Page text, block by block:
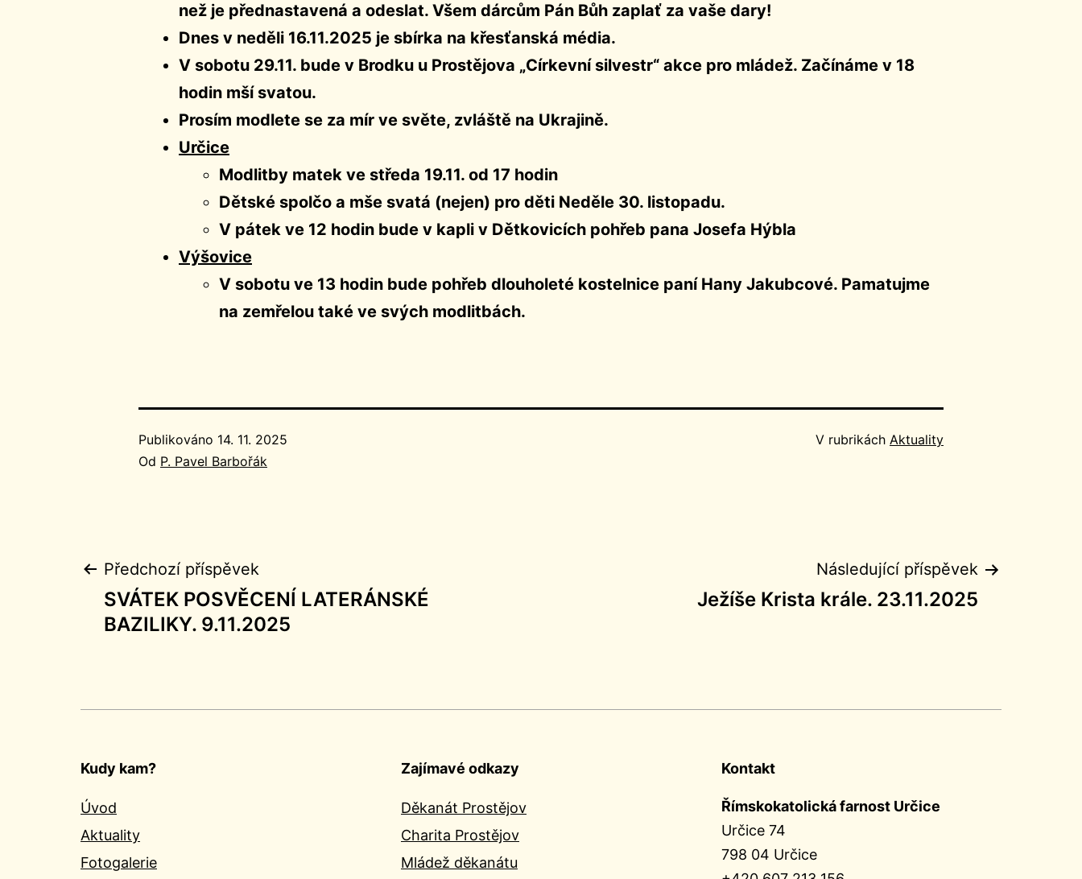
než je přednastavená a odeslat. Všem dárcům Pán Bůh zaplať za vaše dary!
Dnes v neděli 16.11.2025 je sbírka na křesťanská média.
V sobotu 29.11. bude v Brodku u Prostějova „Církevní silvestr“ akce pro mládež. Začínáme v 18
hodin mší svatou.
Prosím modlete se za mír ve světe, zvláště na Ukrajině.
Určice
Modlitby matek ve středa 19.11. od 17 hodin
Dětské spolčo a mše svatá (nejen) pro děti Neděle 30. listopadu.
V pátek ve 12 hodin bude v kapli v Dětkovicích pohřeb pana Josefa Hýbla
Výšovice
V sobotu ve 13 hodin bude pohřeb dlouholeté kostelnice paní Hany Jakubcové. Pamatujme
na zemřelou také ve svých modlitbách.
Publikováno 14. 11. 2025
Od P. Pavel Barbořák
V rubrikách Aktuality
Navigace
pro
Předchozí příspěvek
SVÁTEK POSVĚCENÍ LATERÁNSKÉ
BAZILIKY. 9.11.2025
Následující příspěvek
Ježíše Krista krále. 23.11.2025
Kudy kam?
Úvod
Aktuality
Fotogalerie
Zajímavé odkazy
Děkanát Prostějov
Charita Prostějov
Mládež děkanátu
Kontakt
Římskokatolická farnost Určice
Určice 74
798 04 Určice